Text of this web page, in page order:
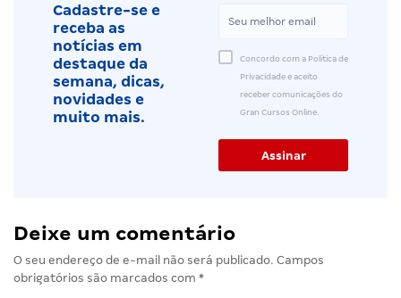
Cadastre-se e
receba as
notícias em
destaque da
semana, dicas,
novidades e
muito mais.
Concordo com a Política de
Privacidade e aceito
receber comunicações do
Gran Cursos Online.
Deixe um comentário
O seu endereço de e-mail não será publicado. Campos
obrigatórios são marcados com *